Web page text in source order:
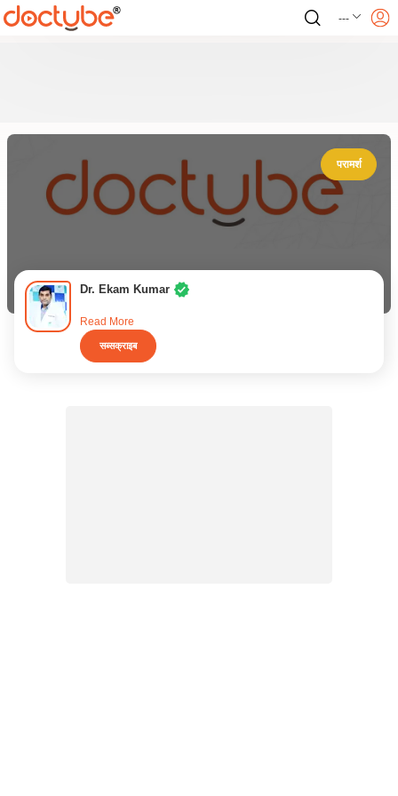
---
परामर्श
Dr. Ekam Kumar
Read More
सब्सक्राइब